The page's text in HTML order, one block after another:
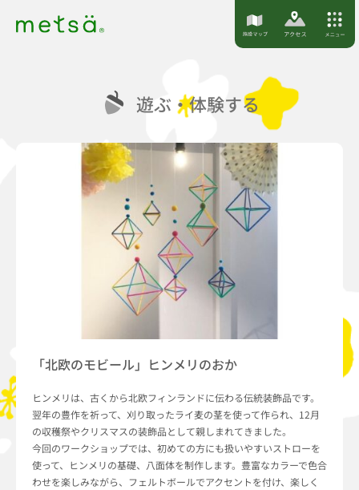
遊ぶ・体験する
「北欧のモビール」ヒンメリのおか
ヒンメリは、古くから北欧フィンランドに伝わる伝統装飾品です。
翌年の豊作を祈って、刈り取ったライ麦の茎を使って作られ、12月
の収穫祭やクリスマスの装飾品として親しまれてきました。
今回のワークショップでは、初めての方にも扱いやすいストローを
使って、ヒンメリの基礎、八面体を制作します。豊富なカラーで色合
わせを楽しみながら、フェルトボールでアクセントを付け、楽しく